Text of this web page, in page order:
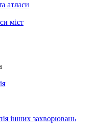
атласи
міст
інших захворювань